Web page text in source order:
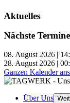
Aktuelles
Nächste Termine
08. August 2026 |
28. August 2026 |
Ganzen Kalender
Über Uns